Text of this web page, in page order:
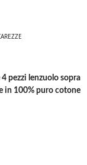
pezzi lenzuolo sopra
in 100% puro cotone